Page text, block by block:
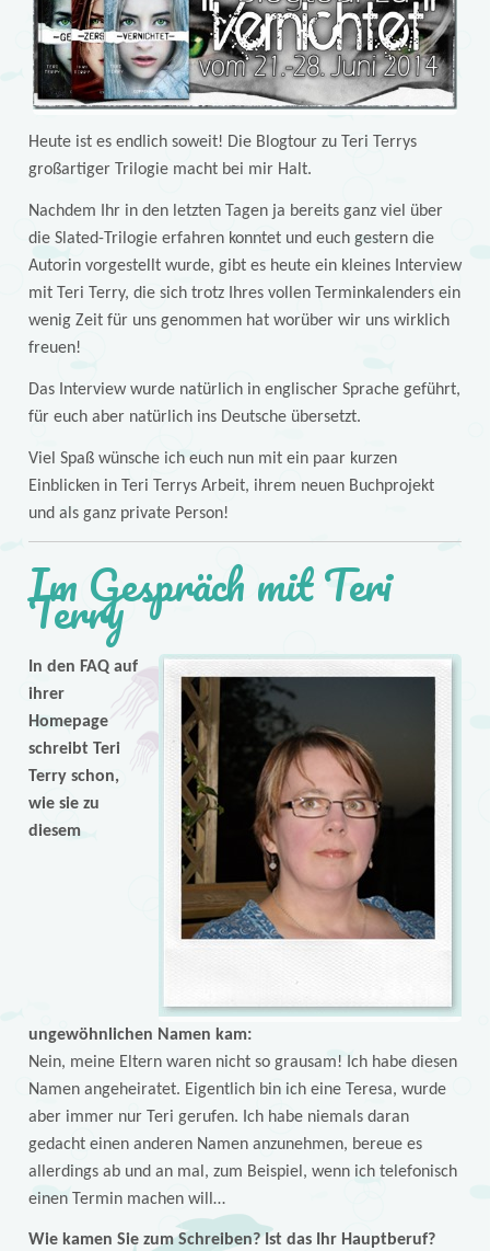
Heute ist es endlich soweit! Die Blogtour zu Teri Terrys
großartiger Trilogie macht bei mir Halt.
Nachdem Ihr in den letzten Tagen ja bereits ganz viel über
die Slated-Trilogie erfahren konntet und euch gestern die
Autorin vorgestellt wurde, gibt es heute ein kleines Interview
mit Teri Terry, die sich trotz Ihres vollen Terminkalenders ein
wenig Zeit für uns genommen hat worüber wir uns wirklich
freuen!
Das Interview wurde natürlich in englischer Sprache geführt,
für euch aber natürlich ins Deutsche übersetzt.
Viel Spaß wünsche ich euch nun mit ein paar kurzen
Einblicken in Teri Terrys Arbeit, ihrem neuen Buchprojekt
und als ganz private Person!
Im Gespräch mit Teri
Terry
In den FAQ auf
ihrer
Homepage
schreibt Teri
Terry schon,
wie sie zu
diesem
ungewöhnlichen Namen kam:
Nein, meine Eltern waren nicht so grausam! Ich habe diesen
Namen angeheiratet. Eigentlich bin ich eine Teresa, wurde
aber immer nur Teri gerufen. Ich habe niemals daran
gedacht einen anderen Namen anzunehmen, bereue es
allerdings ab und an mal, zum Beispiel, wenn ich telefonisch
einen Termin machen will…
Wie kamen Sie zum Schreiben? Ist das Ihr Hauptberuf?